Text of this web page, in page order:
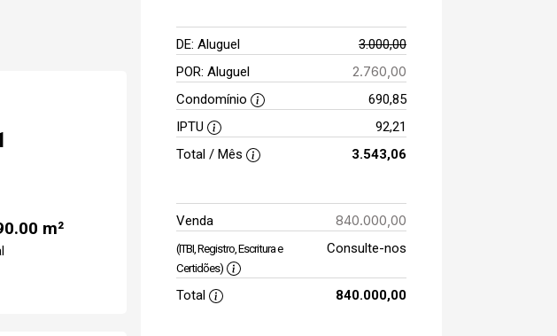
m²
DE: Aluguel
3.000,00
POR: Aluguel
2.760,00
Condomínio
690,85
IPTU
92,21
Total / Mês
3.543,06
Venda 840.000,00
(ITBI, Registro, Escritura e
Certidões)
Consulte-nos
Total 840.000,00